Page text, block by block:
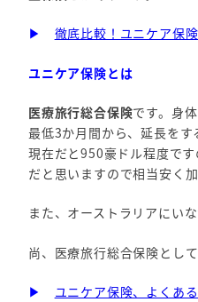
▶ 徹底比較！ユニケア
ユニケア保険とは
医療旅行総合保険です。身
最低3か月間から、延長を
現在だと950豪ドル程度で
だと思いますので相当安く
また、オーストラリアにい
尚、医療旅行総合保険として
▶
ユニケア保険、よくあ